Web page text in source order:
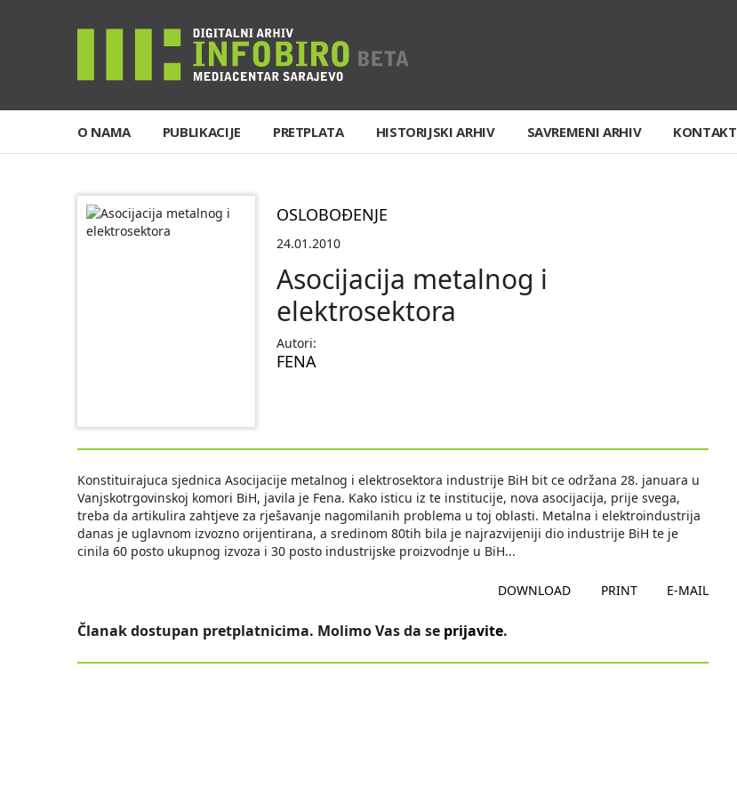
O NAMA PUBLIKACIJE PRETPLATA HISTORIJSKI ARHIV SAVREMENI ARHIV KONTAKT
OSLOBOĐENJE
24.01.2010
Asocijacija metalnog i
elektrosektora
Autori:
FENA
Konstituirajuca sjednica Asocijacije metalnog i elektrosektora industrije BiH bit ce održana 28. januara u
Vanjskotrgovinskoj komori BiH, javila je Fena. Kako isticu iz te institucije, nova asocijacija, prije svega,
treba da artikulira zahtjeve za rješavanje nagomilanih problema u toj oblasti. Metalna i elektroindustrija
danas je uglavnom izvozno orijentirana, a sredinom 80tih bila je najrazvijeniji dio industrije BiH te je
cinila 60 posto ukupnog izvoza i 30 posto industrijske proizvodnje u BiH...
DOWNLOAD PRINT E-MAIL
Članak dostupan pretplatnicima. Molimo Vas da se prijavite.